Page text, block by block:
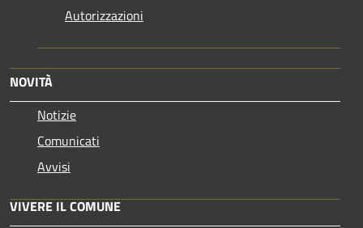
Autorizzazioni
NOVITÀ
Notizie
Comunicati
Avvisi
VIVERE IL COMUNE